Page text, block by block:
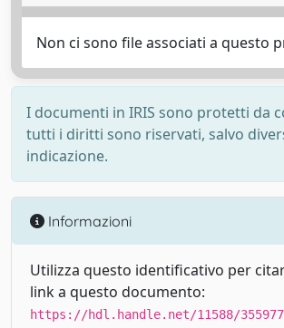
Non ci sono file associati a questo
I documenti in IRIS sono protetti da
tutti i diritti sono riservati, salvo
indicazione.
Informazioni
Utilizza questo identificativo per
link a questo documento:
https://hdl.handle.net/11588/355977